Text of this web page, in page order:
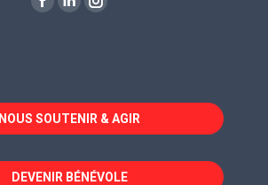
La
dans
une
fenêtre
La
dans
une
fenêtre
La
dans
une
fenêtre
NOUS SOUTENIR & AGIR
DEVENIR BÉNÉVOLE